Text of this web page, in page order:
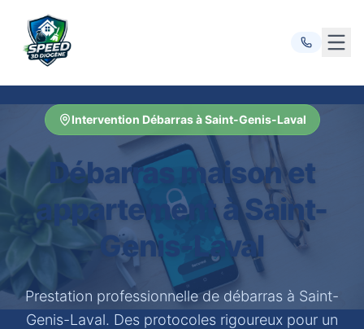
Intervention Débarras à Saint-Genis-Laval
Débarras maison et
appartement à Saint-
Genis-Laval
Prestation professionnelle de débarras à Saint-
Genis-Laval. Des protocoles rigoureux pour un